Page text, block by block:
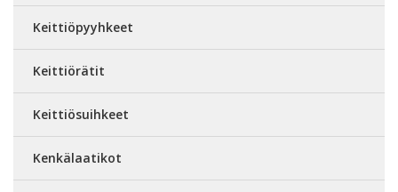
Keittiöpyyhkeet
Keittiörätit
Keittiösuihkeet
Kenkälaatikot